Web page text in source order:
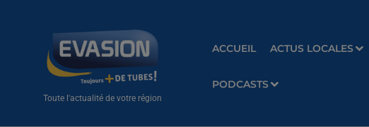
Toute l'actualité de votre région
ACCUEIL ACTUS LOCALES
PODCASTS